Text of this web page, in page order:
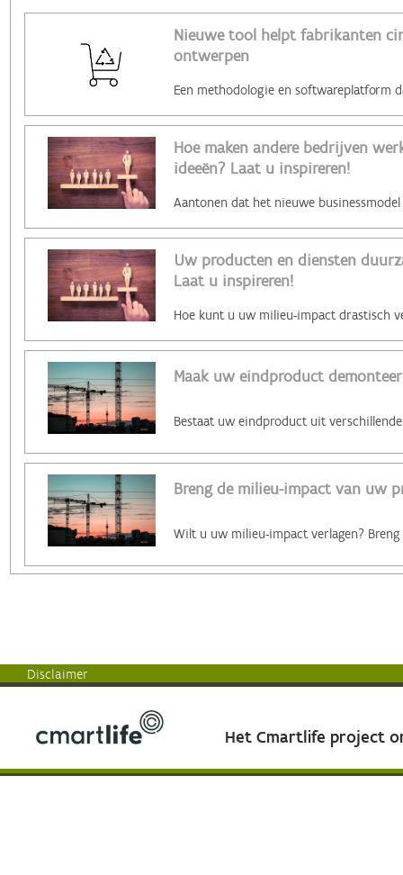
Nieuwe tool helpt fabrikanten
ontwerpen
Hoe maken andere bedrijven
ideeën? Laat u inspireren!
Uw producten en diensten
Laat u inspireren!
Maak uw eindproduct
Breng de milieu-impact van uw
Disclaimer
Het Cmartlife project